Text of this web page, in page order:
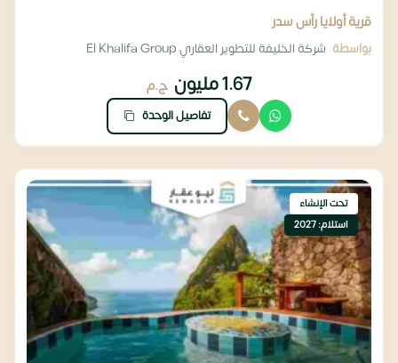
قرية أولايا رأس سدر
بواسطة شركة الخليفة للتطوير العقاري El Khalifa Group
1.67 مليون ج.م
تفاصيل الوحدة
تحت الإنشاء
استلام: 2027